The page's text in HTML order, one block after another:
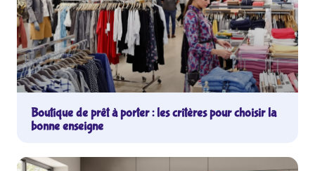
Boutique de prêt à porter : les critères pour choisir la
bonne enseigne